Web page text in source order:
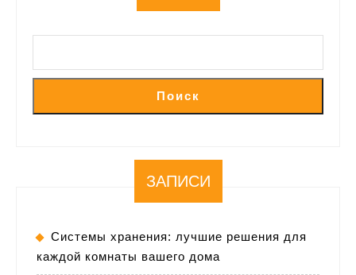
Поиск
ЗАПИСИ
Системы хранения: лучшие решения для
каждой комнаты вашего дома